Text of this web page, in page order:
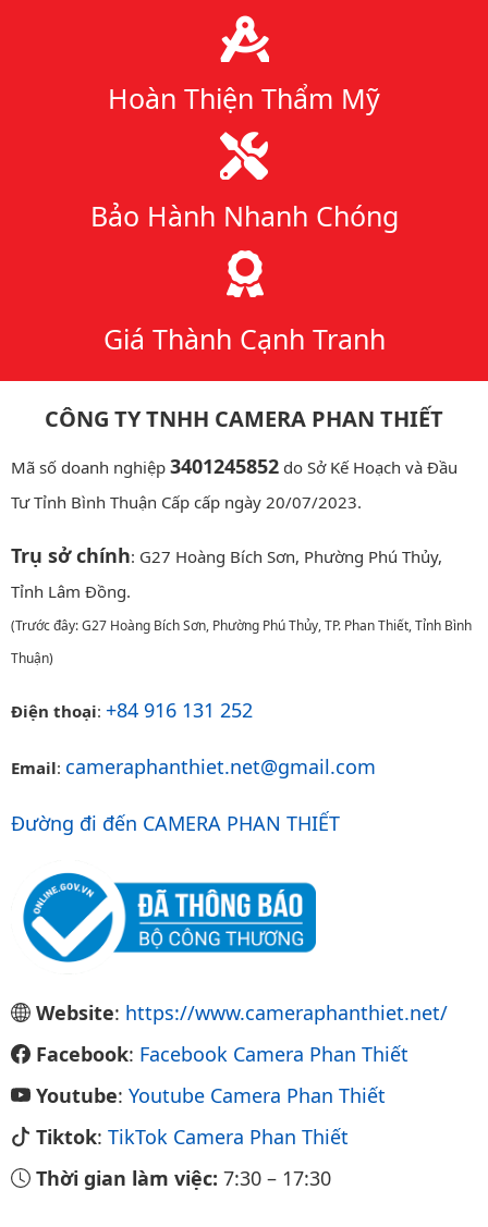
Hoàn Thiện Thẩm Mỹ
Bảo Hành Nhanh Chóng
Giá Thành Cạnh Tranh
CÔNG TY TNHH CAMERA PHAN THIẾT
Mã số doanh nghiệp 3401245852 do Sở Kế Hoạch và Đầu
Tư Tỉnh Bình Thuận Cấp cấp ngày 20/07/2023.
Trụ sở chính: G27 Hoàng Bích Sơn, Phường Phú Thủy,
Tỉnh Lâm Đồng.
(Trước đây: G27 Hoàng Bích Sơn, Phường Phú Thủy, TP. Phan Thiết, Tỉnh Bình
Thuận)
Điện thoại: +84 916 131 252
Email: cameraphanthiet.net@gmail.com
Đường đi đến CAMERA PHAN THIẾT
Website: https://www.cameraphanthiet.net/
Facebook: Facebook Camera Phan Thiết
Youtube: Youtube Camera Phan Thiết
Tiktok: TikTok Camera Phan Thiết
Thời gian làm việc: 7:30 – 17:30